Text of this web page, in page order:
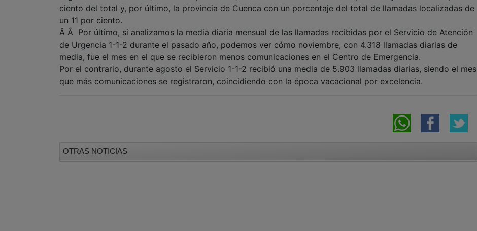
ciento del total y, por último, la provincia de Cuenca con un porcentaje del total de llamadas localizadas de
un 11 por ciento.
Â Â Por último, si analizamos la media diaria mensual de las llamadas recibidas por el Servicio de Atención
de Urgencia 1-1-2 durante el pasado año, podemos ver cómo noviembre, con 4.318 llamadas diarias de
media, fue el mes en el que se recibieron menos comunicaciones en el Centro de Emergencia.
Por el contrario, durante agosto el Servicio 1-1-2 recibió una media de 5.903 llamadas diarias, siendo el mes
que más comunicaciones se registraron, coincidiendo con la época vacacional por excelencia.
OTRAS NOTICIAS